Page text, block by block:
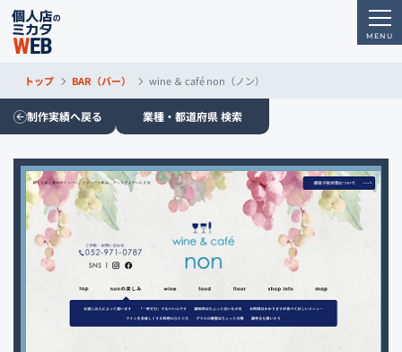
トップ BAR（バー） wine ＆ café non（ノン）
制作実績へ戻る 業種・都道府県 検索